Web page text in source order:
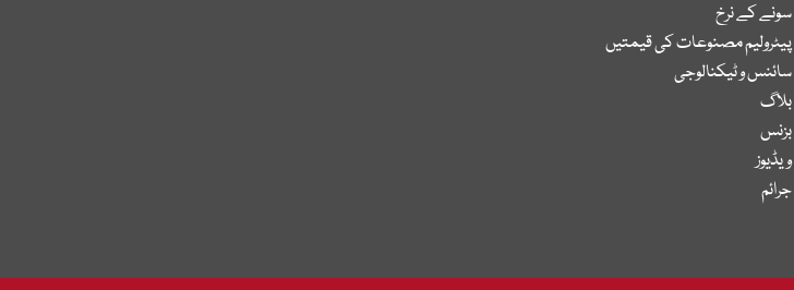
سونے کے نرخ
پیٹرولیم مصنوعات کی قیمتیں
سائنس و ٹیکنالوجی
بلاگ
بزنس
ویڈیوز
جرائم